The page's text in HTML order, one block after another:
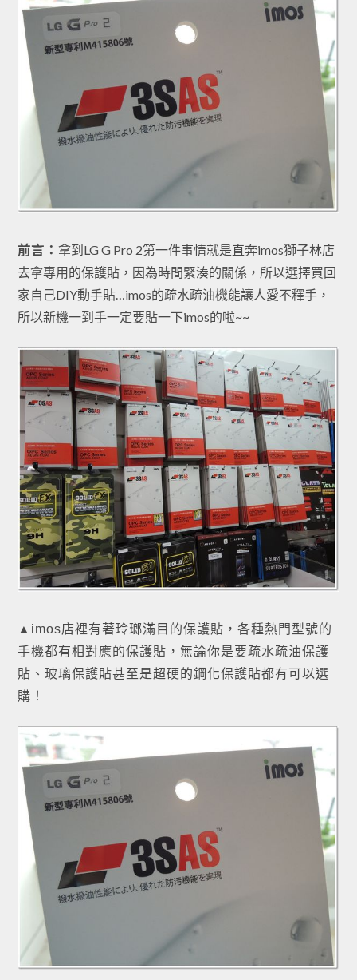
前言： 拿到LG G Pro 2第一件事情就是直奔imos獅子林店
去拿專用的保護貼，因為時間緊湊的關係，所以選擇買回
家自己DIY動手貼…imos的疏水疏油機能讓人愛不釋手，
所以新機一到手一定要貼一下imos的啦~~
▲imos店裡有著玲瑯滿目的保護貼，各種熱門型號的
手機都有相對應的保護貼，無論你是要疏水疏油保護
貼、玻璃保護貼甚至是超硬的鋼化保護貼都有可以選
購！